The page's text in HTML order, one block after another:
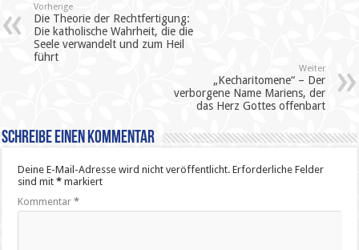
Vorherige
Die Theorie der Rechtfertigung:
Die katholische Wahrheit, die die
Seele verwandelt und zum Heil
führt
Weiter
„Kecharitomene“ – Der
verborgene Name Mariens, der
das Herz Gottes offenbart
Schreibe einen Kommentar
Deine E-Mail-Adresse wird nicht veröffentlicht. Erforderliche Felder
sind mit* markiert
Kommentar*